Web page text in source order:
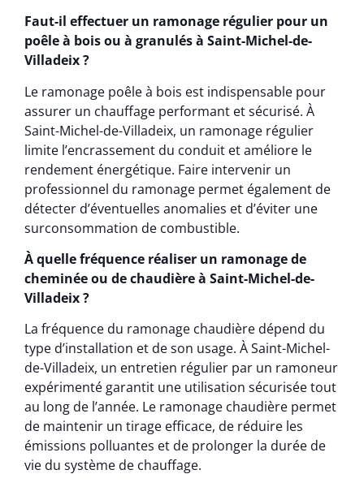
Faut-il effectuer un ramonage régulier pour un
poêle à bois ou à granulés à Saint-Michel-de-
Villadeix ?
Le ramonage poêle à bois est indispensable pour
assurer un chauffage performant et sécurisé. À
Saint-Michel-de-Villadeix, un ramonage régulier
limite l’encrassement du conduit et améliore le
rendement énergétique. Faire intervenir un
professionnel du ramonage permet également de
détecter d’éventuelles anomalies et d’éviter une
surconsommation de combustible.
À quelle fréquence réaliser un ramonage de
cheminée ou de chaudière à Saint-Michel-de-
Villadeix ?
La fréquence du ramonage chaudière dépend du
type d’installation et de son usage. À Saint-Michel-
de-Villadeix, un entretien régulier par un ramoneur
expérimenté garantit une utilisation sécurisée tout
au long de l’année. Le ramonage chaudière permet
de maintenir un tirage efficace, de réduire les
émissions polluantes et de prolonger la durée de
vie du système de chauffage.